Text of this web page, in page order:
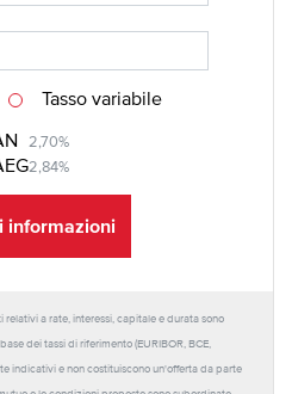
2,70%
2,84%
Tasso variabile
informazioni
a rate, interessi, capitale e durata sono
dei tassi di riferimento (EURIBOR, BCE,
indicativi e non costituiscono un'offerta da parte